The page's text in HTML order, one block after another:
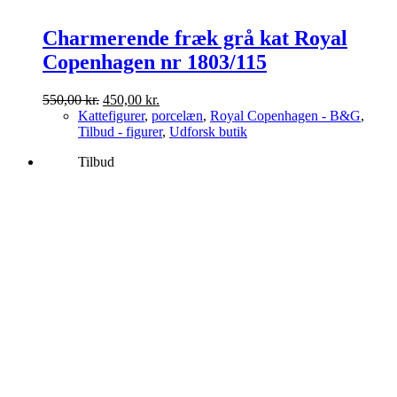
Charmerende fræk grå kat Royal
Copenhagen nr 1803/115
550,00kr. Den
oprindelige
pris
550,00 kr..
450,00 kr.
aktuelle
pris
Kattefigurer, porcelæn, Royal Copenhagen - B&G,
Tilbud - figurer, Udforsk butik
Tilbud